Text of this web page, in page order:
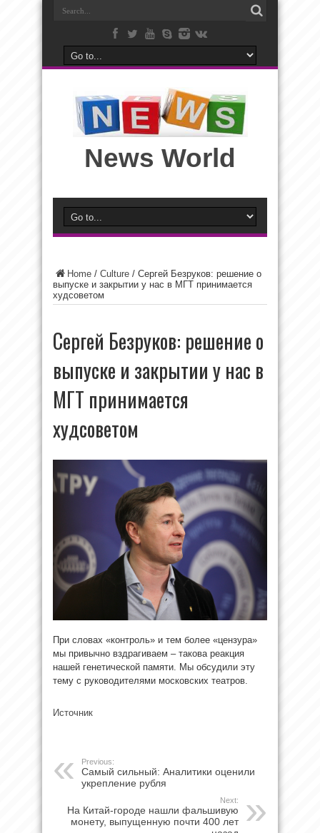
News World
Home / Culture / Сергей Безруков: решение о
выпуске и закрытии у нас в МГТ принимается
худсоветом
Сергей Безруков: решение о
выпуске и закрытии у нас в
МГТ принимается
худсоветом
При словах «контроль» и тем более «цензура»
мы привычно вздрагиваем – такова реакция
нашей генетической памяти. Мы обсудили эту
тему с руководителями московских театров.
Источник
Previous:
Самый сильный: Аналитики оценили
укрепление рубля
Next:
На Китай-городе нашли фальшивую
монету, выпущенную почти 400 лет